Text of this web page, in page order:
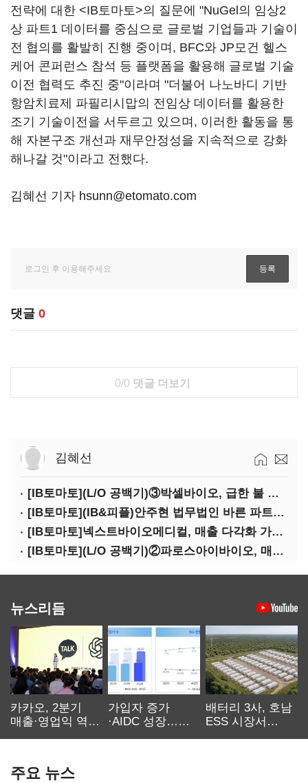
전략에 대한 <IB토마토>의 질문에 "NuGel의 임상2
상 파트1 데이터를 중심으로 글로벌 기업들과 기술이
전 협의를 활발히 진행 중이며, BFC와 JP모건 헬스
케어 콘퍼런스 참석 등 플랫폼을 활용해 글로벌 기술
이전 협력도 추진 중"이라며 "더불어 나노바디 기반
항암치료제 파필리시맙의 전임상 데이터를 활용한
조기 기술이전을 서두르고 있으며, 이러한 활동을 통
해 자본구조 개선과 재무안정성을 지속적으로 강화
해나갈 것"이라고 전했다.
김혜선 기자 hsunn@etomato.com
댓글 0
0/0 댓글 더보기
김혜선
[IB토마토](L/O 공백기)③박셀바이오, 급한 불 껐지만…본업 성과 '감감무소식'
[IB토마토](IB&피플)안주현 법무법인 바른 파트너 변호사
[IB토마토]넥스트바이오메디컬, 매출 다각화 가속…IPO 보람 '쑥쑥'
[IB토마토](L/O 공백기)②파로스아이바이오, 매출 0원 '불명예'…목표 안갯속
뉴스리듬
카카오, 2분기
매출·영업익 역대
가입자 증가
·AIDC 성장…
배터리 3사, 호남
ESS 시장서
주요 뉴스